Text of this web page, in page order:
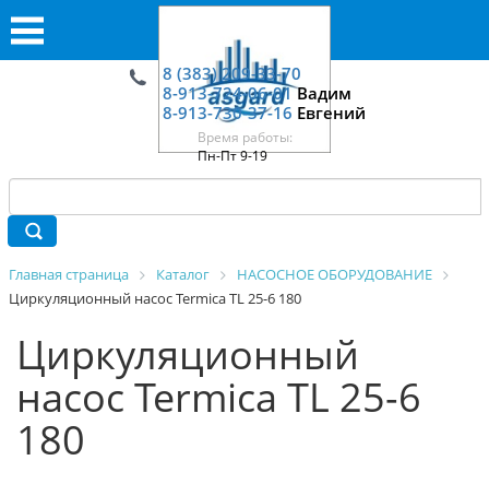
8 (383) 209-33-70
8-913-724-06-01Вадим
8-913-730-37-16 Евгений
Время работы:
Пн-Пт 9-19
Главная страница Каталог
НАСОСНОЕ ОБОРУДОВАНИЕ
Циркуляционный насос Termica TL 25-6 180
Циркуляционный
насос Termica TL 25-6
180